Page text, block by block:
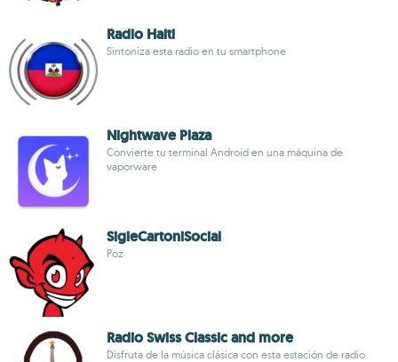
Radio Haiti
Sintoniza esta radio en tu smartphone
Nightwave Plaza
Convierte tu terminal Android en una máquina de
vaporware
SigleCartoniSocial
Poz
Radio Swiss Classic and more
Disfruta de la música clásica con esta estación de radio